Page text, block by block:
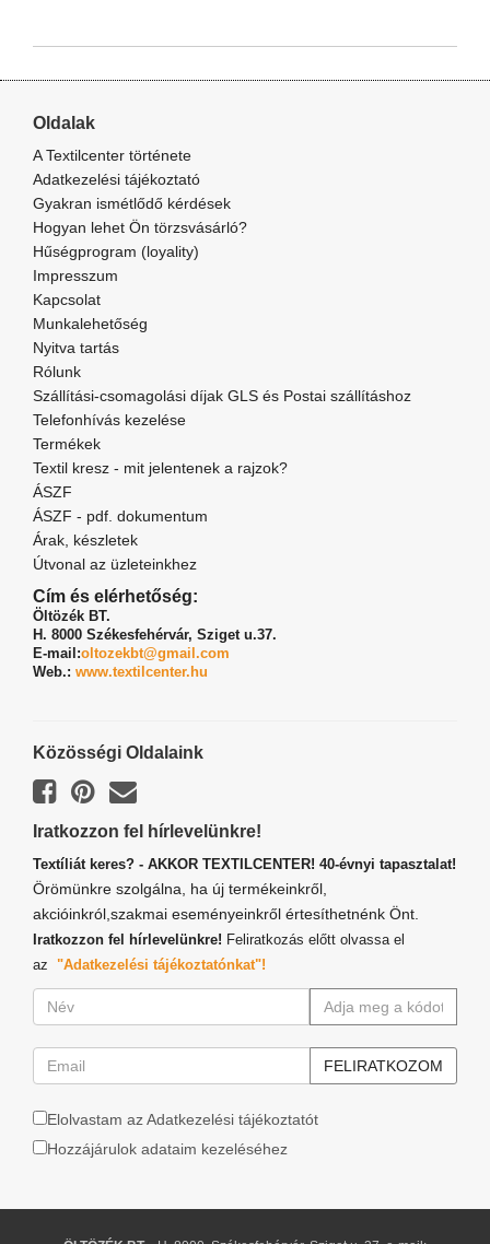
Oldalak
A Textilcenter története
Adatkezelési tájékoztató
Gyakran ismétlődő kérdések
Hogyan lehet Ön törzsvásárló?
Hűségprogram (loyality)
Impresszum
Kapcsolat
Munkalehetőség
Nyitva tartás
Rólunk
Szállítási-csomagolási díjak GLS és Postai szállításhoz
Telefonhívás kezelése
Termékek
Textil kresz - mit jelentenek a rajzok?
ÁSZF
ÁSZF - pdf. dokumentum
Árak, készletek
Útvonal az üzleteinkhez
Cím és elérhetőség:
Öltözék BT.
H. 8000 Székesfehérvár, Sziget u.37.
E-mail:oltozekbt@gmail.com
Web.: www.textilcenter.hu
Közösségi Oldalaink
Iratkozzon fel hírlevelünkre!
Textíliát keres? - AKKOR TEXTILCENTER! 40-évnyi tapasztalat!
Örömünkre szolgálna, ha új termékeinkről,
akcióinkról,szakmai eseményeinkről értesíthetnénk Önt.
Iratkozzon fel hírlevelünkre! Feliratkozás előtt olvassa el
az "Adatkezelési tájékoztatónkat"!
Elolvastam az Adatkezelési tájékoztatót
Hozzájárulok adataim kezeléséhez